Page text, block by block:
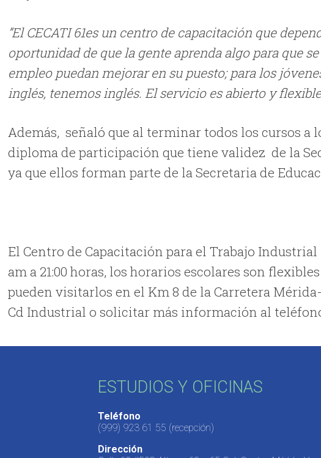
”El CECATI 61es un centro de capacitación que
oportunidad de que la gente aprenda algo para que
empleo puedan mejorar en su puesto; para los
inglés, tenemos inglés. El servicio es abierto y
Además, señaló que al terminar todos los cursos a
diploma de participación que tiene validez de la
ya que ellos forman parte de la Secretaria de
El Centro de Capacitación para el Trabajo Industrial
am a 21:00 horas, los horarios escolares son
pueden visitarlos en el Km 8 de la Carretera
Cd Industrial o solicitar más información al teléfono
ESTUDIOS Y OFICINAS
Teléfono
(999) 923 61 55 (recepción)
Dirección